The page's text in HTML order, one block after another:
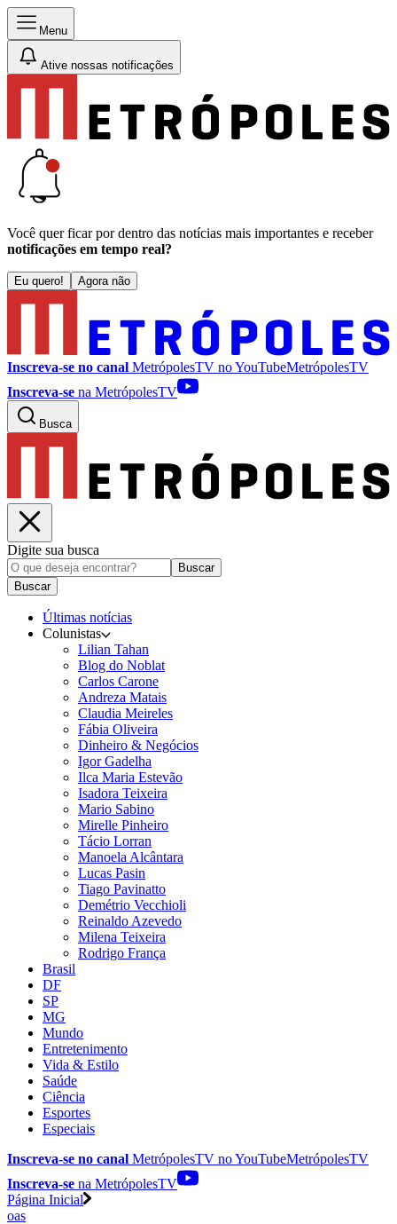
Menu
Ative nossas notificações
Você quer ficar por dentro das notícias mais importantes e receber
notificações em tempo real?
Eu quero! Agora não
Inscreva-se no canal MetrópolesTV noYouTubeMetrópolesTV
Inscreva-se na MetrópolesTV
Busca
Digite sua busca
Buscar
Buscar
Últimas notícias
Colunistas
Lilian Tahan
Blog do Noblat
Carlos Carone
Andreza Matais
Claudia Meireles
Fábia Oliveira
Dinheiro & Negócios
Igor Gadelha
Ilca Maria Estevão
Isadora Teixeira
Mario Sabino
Mirelle Pinheiro
Tácio Lorran
Manoela Alcântara
Lucas Pasin
Tiago Pavinatto
Demétrio Vecchioli
Reinaldo Azevedo
Milena Teixeira
Rodrigo França
Brasil
DF
SP
MG
Mundo
Entretenimento
Vida & Estilo
Saúde
Ciência
Esportes
Especiais
Inscreva-se no canal MetrópolesTV noYouTubeMetrópolesTV
Inscreva-se na MetrópolesTV
Página Inicial
oas